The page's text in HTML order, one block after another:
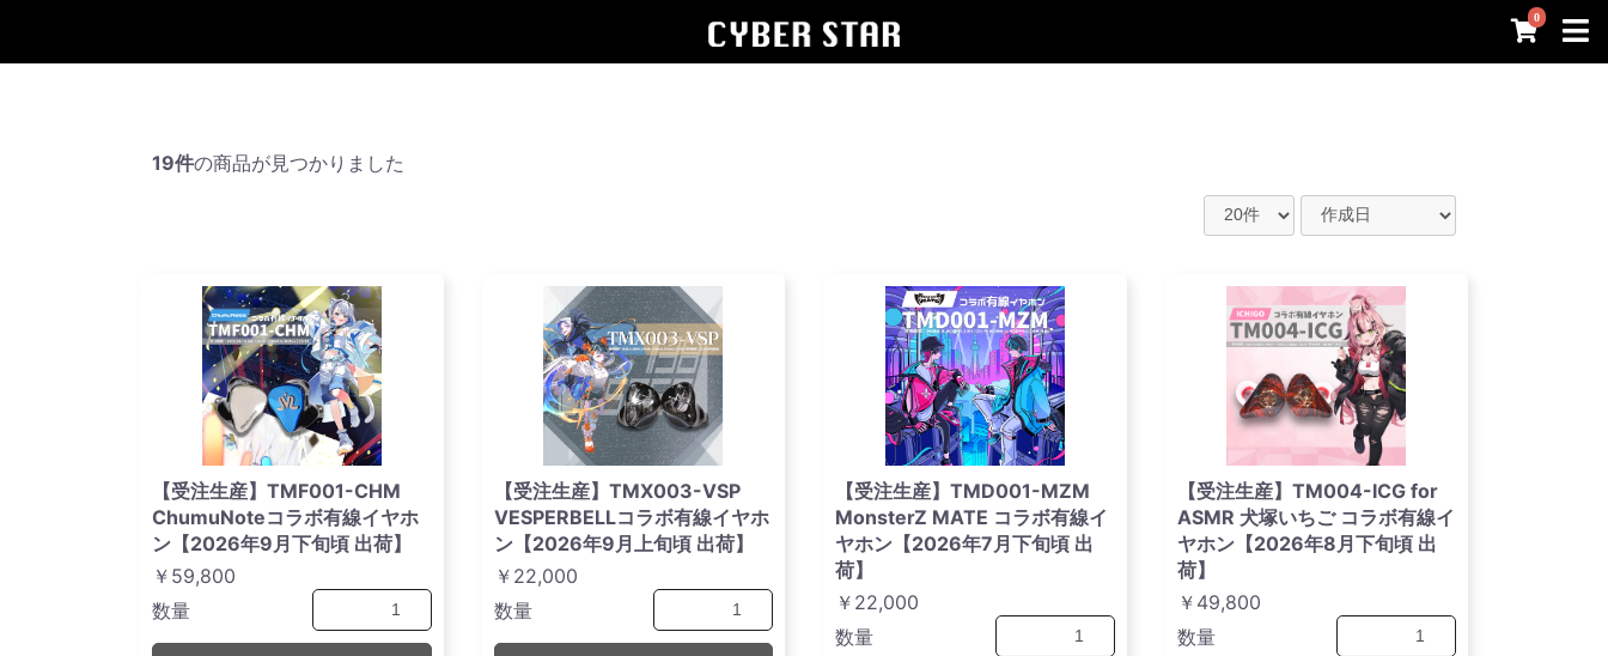
0
19件の商品が見つかりました
【受注生産】TMF001-CHM
ChumuNoteコラボ有線イヤホ
ン【2026年9月下旬頃 出荷】
￥59,800
数量
【受注生産】TMX003-VSP
VESPERBELLコラボ有線イヤホ
ン【2026年9月上旬頃 出荷】
￥22,000
数量
【受注生産】TMD001-MZM
MonsterZ MATE コラボ有線イ
ヤホン【2026年7月下旬頃 出
荷】
￥22,000
数量
【受注生産】TM004-ICG for
ASMR 犬塚いちご コラボ有線イ
ヤホン【2026年8月下旬頃 出
荷】
￥49,800
数量